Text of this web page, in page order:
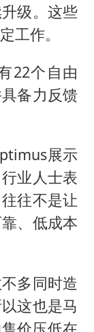
级。这些
工作。
22个自由
备力反馈
展示
业人士表
往不是让
、低成本
多同时造
这也是马